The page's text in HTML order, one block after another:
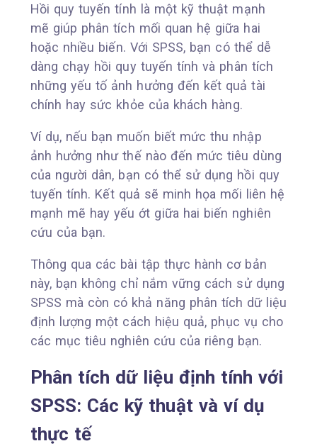
Hồi quy tuyến tính là một kỹ thuật mạnh
mẽ giúp phân tích mối quan hệ giữa hai
hoặc nhiều biến. Với SPSS, bạn có thể dễ
dàng chạy hồi quy tuyến tính và phân tích
những yếu tố ảnh hưởng đến kết quả tài
chính hay sức khỏe của khách hàng.
Ví dụ, nếu bạn muốn biết mức thu nhập
ảnh hưởng như thế nào đến mức tiêu dùng
của người dân, bạn có thể sử dụng hồi quy
tuyến tính. Kết quả sẽ minh họa mối liên hệ
mạnh mẽ hay yếu ớt giữa hai biến nghiên
cứu của bạn.
Thông qua các bài tập thực hành cơ bản
này, bạn không chỉ nắm vững cách sử dụng
SPSS mà còn có khả năng phân tích dữ liệu
định lượng một cách hiệu quả, phục vụ cho
các mục tiêu nghiên cứu của riêng bạn.
Phân tích dữ liệu định tính với
SPSS: Các kỹ thuật và ví dụ
thực tế